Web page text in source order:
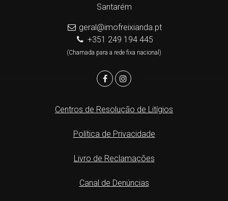
Santarém
geral@imofreixianda.pt
+351 249 194 445
(Chamada para a rede fixa nacional)
Centros de Resolução de Litígios
Política de Privacidade
Livro de Reclamações
Canal de Denúncias